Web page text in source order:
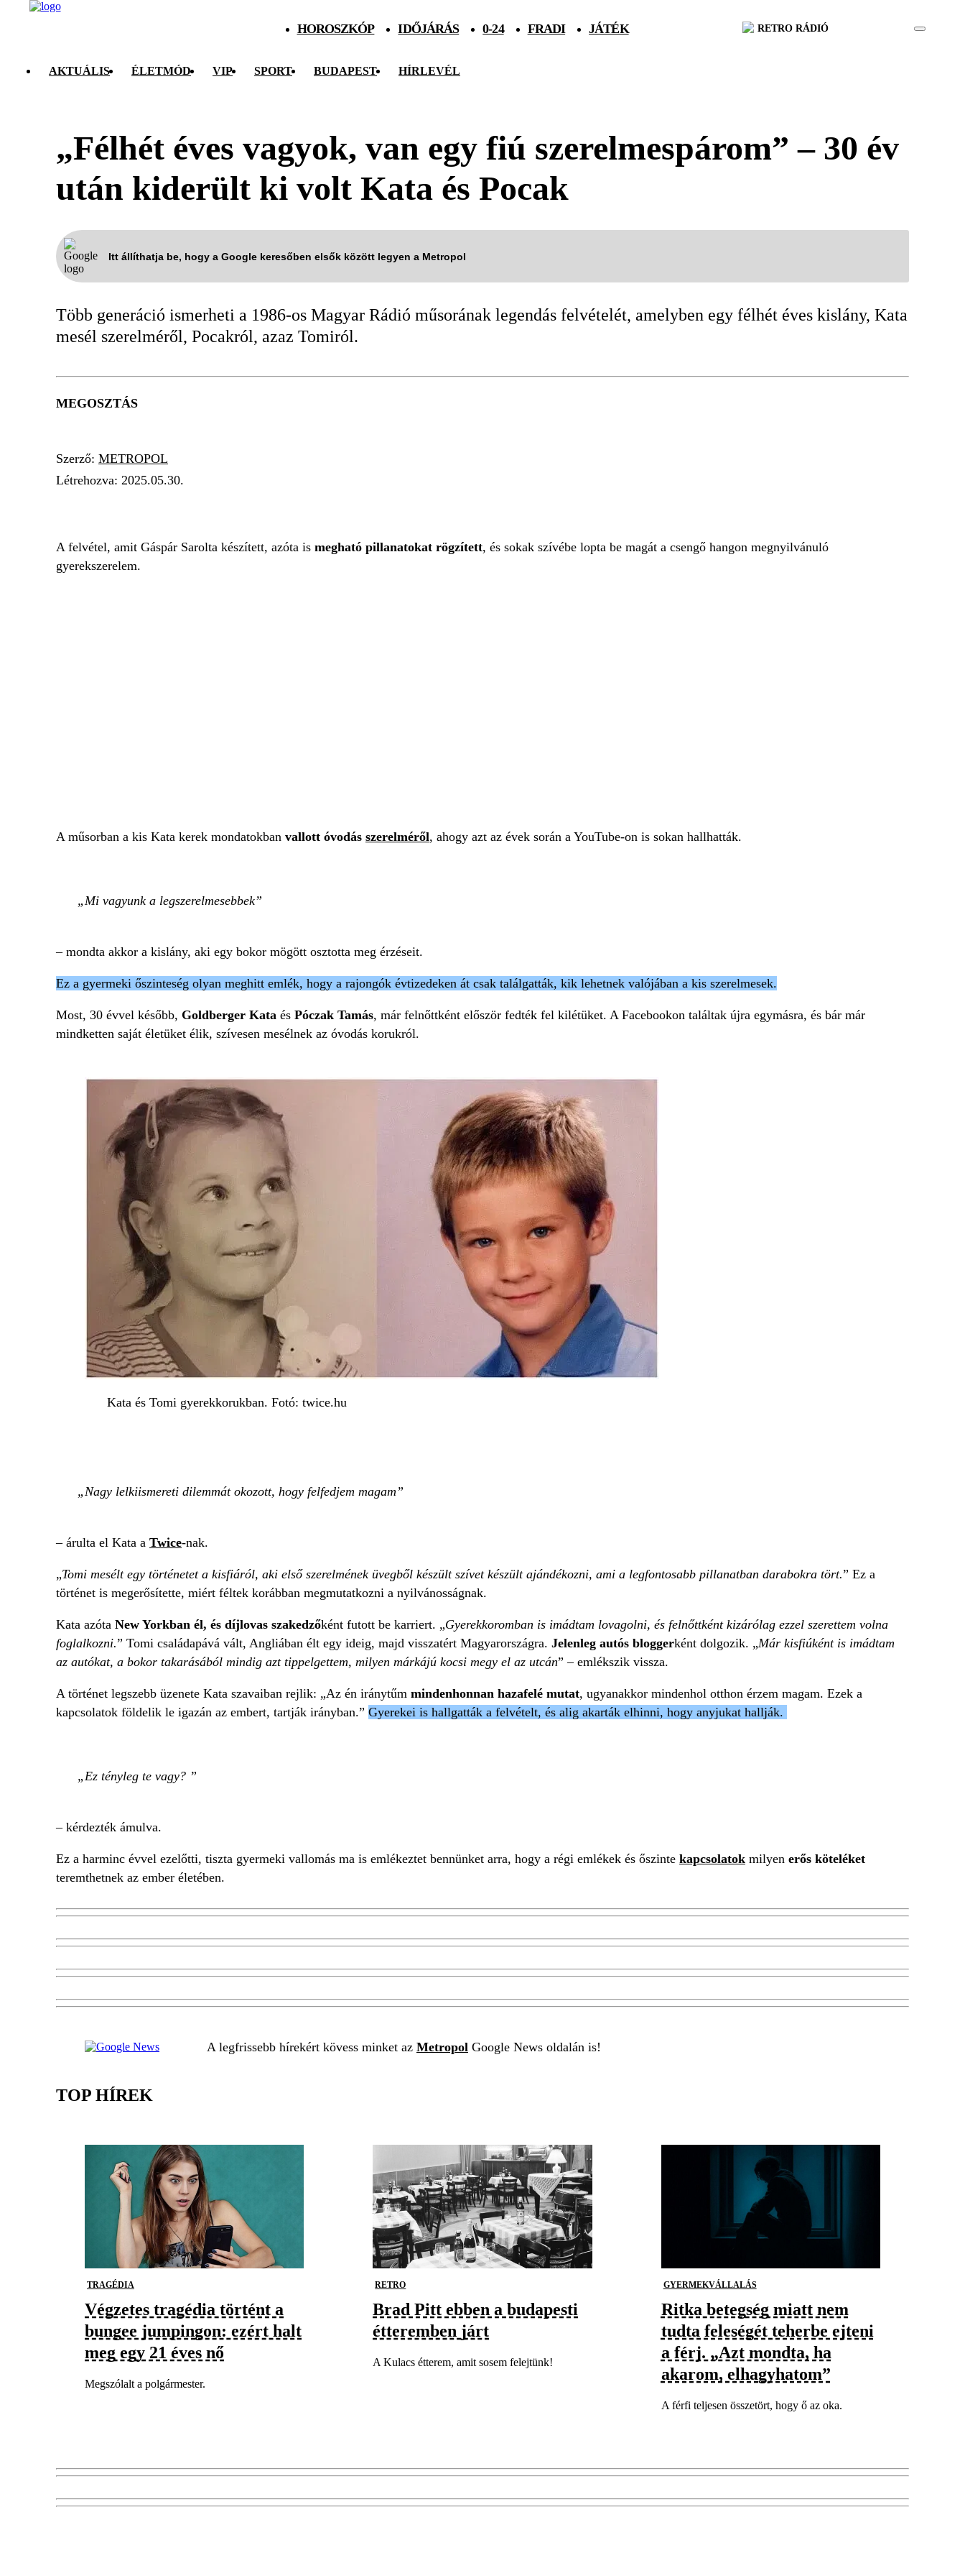
HOROSZKÓP IDŐJÁRÁS 0-24 FRADI JÁTÉK RETRO RÁDIÓ
AKTUÁLIS ÉLETMÓD VIP SPORT BUDAPEST HÍRLEVÉL
„Félhét éves vagyok, van egy fiú szerelmespárom” – 30 év
után kiderült ki volt Kata és Pocak
Itt állíthatja be, hogy a Google keresőben elsők között legyen a Metropol
Több generáció ismerheti a 1986-os Magyar Rádió műsorának legendás felvételét, amelyben egy félhét éves kislány, Kata
mesél szerelméről, Pocakról, azaz Tomiról.
MEGOSZTÁS
Szerző: METROPOL
Létrehozva: 2025.05.30.
A felvétel, amit Gáspár Sarolta készített, azóta is megható pillanatokat rögzített, és sokak szívébe lopta be magát a csengő hangon megnyilvánuló
gyerekszerelem.
A műsorban a kis Kata kerek mondatokban vallott óvodás szerelméről, ahogy azt az évek során a YouTube-on is sokan hallhatták.
Mi vagyunk a legszerelmesebbek
– mondta akkor a kislány, aki egy bokor mögött osztotta meg érzéseit.
Ez a gyermeki őszinteség olyan meghitt emlék, hogy a rajongók évtizedeken át csak találgatták, kik lehetnek valójában a kis szerelmesek.
Most, 30 évvel később, Goldberger Kata és Póczak Tamás, már felnőttként először fedték fel kilétüket. A Facebookon találtak újra egymásra, és bár már
mindketten saját életüket élik, szívesen mesélnek az óvodás korukról.
Kata és Tomi gyerekkorukban. Fotó: twice.hu
Nagy lelkiismereti dilemmát okozott, hogy felfedjem magam
– árulta el Kata a Twice-nak.
„Tomi mesélt egy történetet a kisfiáról, aki első szerelmének üvegből készült szívet készült ajándékozni, ami a legfontosabb pillanatban darabokra tört.” Ez a
történet is megerősítette, miért féltek korábban megmutatkozni a nyilvánosságnak.
Kata azóta New Yorkban él, és díjlovas szakedzőként futott be karriert. „Gyerekkoromban is imádtam lovagolni, és felnőttként kizárólag ezzel szerettem volna
foglalkozni.” Tomi családapává vált, Angliában élt egy ideig, majd visszatért Magyarországra. Jelenleg autós bloggerként dolgozik. „Már kisfiúként is imádtam
az autókat, a bokor takarásából mindig azt tippelgettem, milyen márkájú kocsi megy el az utcán” – emlékszik vissza.
A történet legszebb üzenete Kata szavaiban rejlik: „Az én iránytűm mindenhonnan hazafelé mutat, ugyanakkor mindenhol otthon érzem magam. Ezek a
kapcsolatok földelik le igazán az embert, tartják irányban.” Gyerekei is hallgatták a felvételt, és alig akarták elhinni, hogy anyjukat hallják.
Ez tényleg te vagy?
– kérdezték ámulva.
Ez a harminc évvel ezelőtti, tiszta gyermeki vallomás ma is emlékeztet bennünket arra, hogy a régi emlékek és őszinte kapcsolatok milyen erős köteléket
teremthetnek az ember életében.
A legfrissebb hírekért kövess minket az Metropol Google News oldalán is!
TOP HÍREK
TRAGÉDIA
Végzetes tragédia történt a
bungee jumpingon: ezért halt
meg egy 21 éves nő
Megszólalt a polgármester.
RETRO
Brad Pitt ebben a budapesti
étteremben járt
A Kulacs étterem, amit sosem felejtünk!
GYERMEKVÁLLALÁS
Ritka betegség miatt nem
tudta feleségét teherbe ejteni
a férj. „Azt mondta, ha
akarom, elhagyhatom”
A férfi teljesen összetört, hogy ő az oka.